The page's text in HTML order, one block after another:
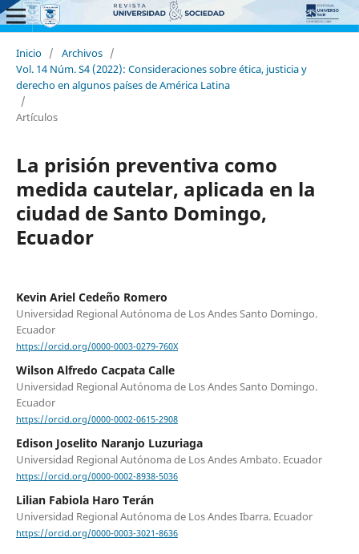
Inicio / Archivos /
Vol. 14 Núm. S4 (2022): Consideraciones sobre ética, justicia y
derecho en algunos países de América Latina
/
Artículos
La prisión preventiva como
medida cautelar, aplicada en la
ciudad de Santo Domingo,
Ecuador
Kevin Ariel Cedeño Romero
Universidad Regional Autónoma de Los Andes Santo Domingo.
Ecuador
https://orcid.org/0000-0003-0279-760X
Wilson Alfredo Cacpata Calle
Universidad Regional Autónoma de Los Andes Santo Domingo.
Ecuador
https://orcid.org/0000-0002-0615-2908
Edison Joselito Naranjo Luzuriaga
Universidad Regional Autónoma de Los Andes Ambato. Ecuador
https://orcid.org/0000-0002-8938-5036
Lilian Fabiola Haro Terán
Universidad Regional Autónoma de Los Andes Ibarra. Ecuador
https://orcid.org/0000-0003-3021-8636